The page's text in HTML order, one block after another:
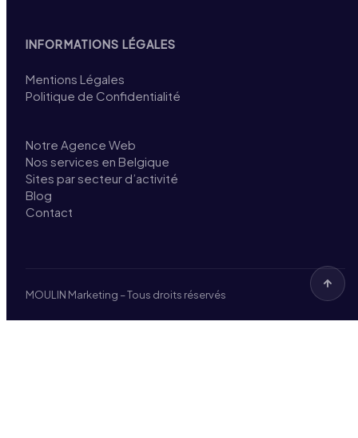
INFORMATIONS LÉGALES
Mentions Légales
Politique de Confidentialité
Notre Agence Web
Nos services en Belgique
Sites par secteur d’activité
Blog
Contact
MOULIN Marketing – Tous droits réservés